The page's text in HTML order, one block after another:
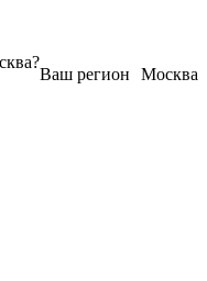
Москва
Ваш регион
?